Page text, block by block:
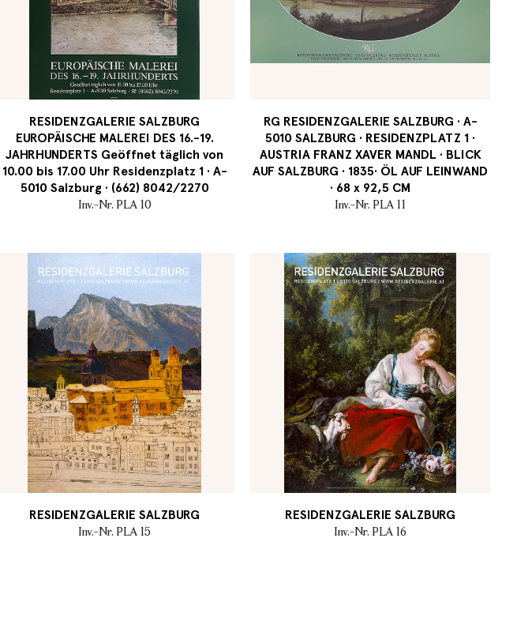
RESIDENZGALERIE SALZBURG
EUROPÄISCHE MALEREI DES 16.-19.
JAHRHUNDERTS Geöffnet täglich von
10.00 bis 17.00 Uhr Residenzplatz 1 · A-
5010 Salzburg · (662) 8042/2270
Inv.-Nr. PLA 10
RG RESIDENZGALERIE SALZBURG · A-
5010 SALZBURG · RESIDENZPLATZ 1 ·
AUSTRIA FRANZ XAVER MANDL · BLICK
AUF SALZBURG · 1835· ÖL AUF LEINWAND
· 68 x 92,5 CM
Inv.-Nr. PLA 11
RESIDENZGALERIE SALZBURG
Inv.-Nr. PLA 15
RESIDENZGALERIE SALZBURG
Inv.-Nr. PLA 16